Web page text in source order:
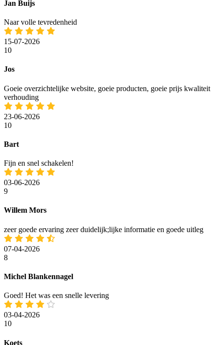
Jan Buijs
Naar volle tevredenheid
15-07-2026
10
Jos
Goeie overzichtelijke website, goeie producten, goeie prijs kwaliteit
verhouding
23-06-2026
10
Bart
Fijn en snel schakelen!
03-06-2026
9
Willem Mors
zeer goede ervaring zeer duidelijk;lijke informatie en goede uitleg
07-04-2026
8
Michel Blankennagel
Goed! Het was een snelle levering
03-04-2026
10
Koets